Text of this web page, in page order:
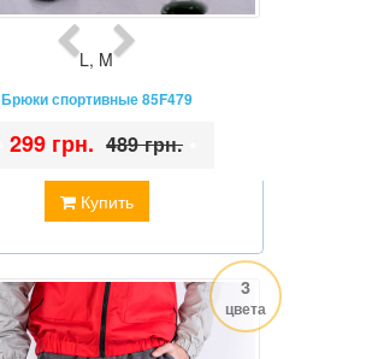
L, M
Брюки спортивные 85F479
Купить
299 грн. 489 грн.
3
цвета